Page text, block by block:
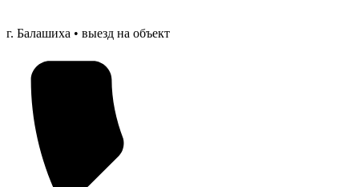
г. Балашиха • выезд на объект